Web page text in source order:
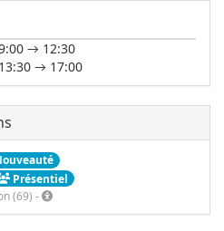
→ 12:30
13:30 → 17:00
Présentiel
(69) -